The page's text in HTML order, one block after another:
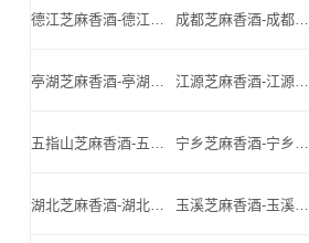
德江芝麻香酒-德江名酒-德江小北门_德江芝麻香酒厂家 成都芝麻香酒-成都名酒-成都小北门_成都芝麻香酒厂家
亭湖芝麻香酒-亭湖名酒-亭湖小北门_亭湖芝麻香酒厂家 江源芝麻香酒-江源名酒-江源小北门_江源芝麻香酒厂家
五指山芝麻香酒-五指山名酒-五指山小北门_五指山芝麻香酒厂家 宁乡芝麻香酒-宁乡名酒-宁乡小北门_宁乡芝麻香酒厂家
湖北芝麻香酒-湖北名酒-湖北小北门_湖北芝麻香酒厂家 玉溪芝麻香酒-玉溪名酒-玉溪小北门_玉溪芝麻香酒厂家